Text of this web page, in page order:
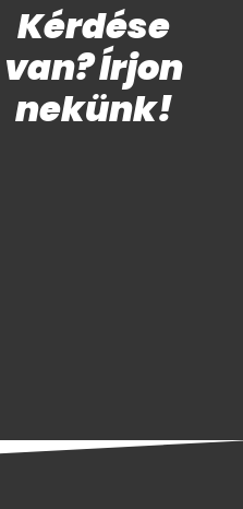
Kérdése
van? Írjon
nekünk!